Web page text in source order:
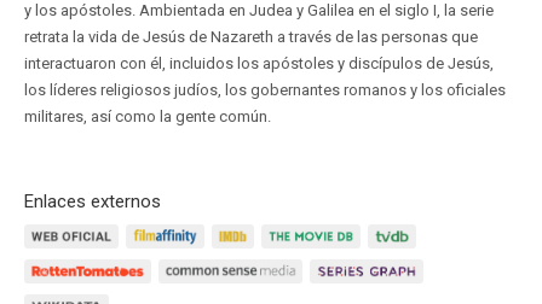
y los apóstoles. Ambientada en Judea y Galilea en el siglo I, la serie
retrata la vida de Jesús de Nazareth a través de las personas que
interactuaron con él, incluidos los apóstoles y discípulos de Jesús,
los líderes religiosos judíos, los gobernantes romanos y los oficiales
militares, así como la gente común.
Enlaces externos